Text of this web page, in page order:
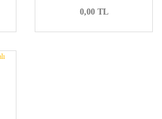
0,00 TL